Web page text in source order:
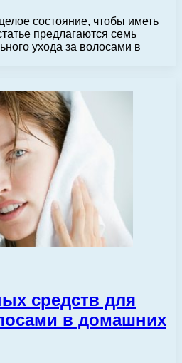
состояние, чтобы иметь
предлагаются семь
ухода за волосами в
средств для
в домашних